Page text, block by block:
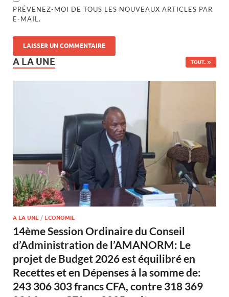
PRÉVENEZ-MOI DE TOUS LES NOUVEAUX ARTICLES PAR
E-MAIL.
A LA UNE TOUT..
A LA UNE / ECONOMIE
14ème Session Ordinaire du Conseil
d’Administration de l’AMANORM: Le
projet de Budget 2026 est équilibré en
Recettes et en Dépenses à la somme de:
243 306 303 francs CFA, contre 318 369